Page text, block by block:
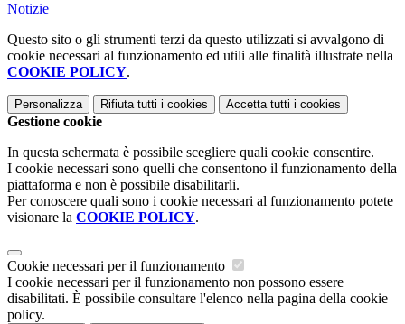
Notizie
Questo sito o gli strumenti terzi da questo utilizzati si avvalgono di
cookie necessari al funzionamento ed utili alle finalità illustrate nella
COOKIE POLICY.
Personalizza Rifiuta tutti i cookies Accetta tutti i cookies
Gestione cookie
In questa schermata è possibile scegliere quali cookie consentire.
I cookie necessari sono quelli che consentono il funzionamento della
piattaforma e non è possibile disabilitarli.
Per conoscere quali sono i cookie necessari al funzionamento potete
visionare la COOKIE POLICY.
Cookie necessari per il funzionamento
I cookie necessari per il funzionamento non possono essere
disabilitati. È possibile consultare l'elenco nella pagina della cookie
policy.